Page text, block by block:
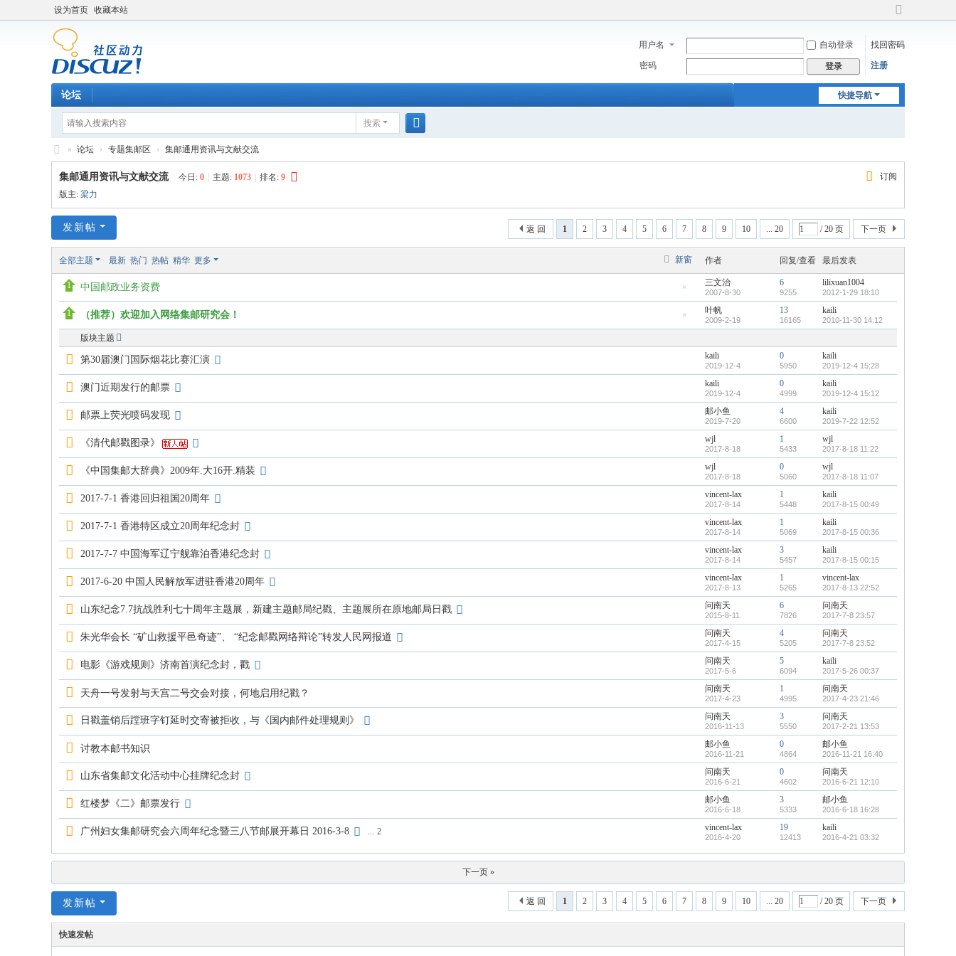
设为首页 收藏本站
切
到
用户名 自动登录 找回密码
密码 登录 注册
快捷导航
论坛
搜索
索
中
外
集
坛
» 论坛 › 专题集邮区 › 集邮通用资讯与文献交流
订阅
集邮通用资讯与文献交流 今日: 0 主题: 1073 排名: 9
版主: 梁力
1 2 3 4 5 6 7 8 9 10 ... 20 / 20 页 下一页
返 回
发新帖
新窗
全部主题 最新 热门 热帖 精华 更多 作者 回复/查看 最后发表
藏
置
帖
中国邮政业务资费 三文治
2007-8-30
6
9255
lilixuan1004
2012-1-29 18:10
藏
顶
（推荐）欢迎加入网络集邮研究会！ 叶帆
2009-2-19
13
16165
kaili
2010-11-30 14:12
版块主题
第30届澳门国际烟花比赛汇演 kaili
2019-12-4
0
5950
kaili
2019-12-4 15:28
澳门近期发行的邮票 kaili
2019-12-4
0
4999
kaili
2019-12-4 15:12
邮票上荧光喷码发现 邮小鱼
2019-7-20
4
6600
kaili
2019-7-22 12:52
《清代邮戳图录》 wjl
2017-8-18
1
5433
wjl
2017-8-18 11:22
《中国集邮大辞典》2009年.大16开.精装 wjl
2017-8-18
0
5060
wjl
2017-8-18 11:07
2017-7-1 香港回归祖国20周年 vincent-lax
2017-8-14
1
5448
kaili
2017-8-15 00:49
2017-7-1 香港特区成立20周年纪念封 vincent-lax
2017-8-14
1
5069
kaili
2017-8-15 00:36
2017-7-7 中国海军辽宁舰靠泊香港纪念封 vincent-lax
2017-8-14
3
5457
kaili
2017-8-15 00:15
2017-6-20 中国人民解放军进驻香港20周年 vincent-lax
2017-8-13
1
5265
vincent-lax
2017-8-13 22:52
山东纪念7.7抗战胜利七十周年主题展，新建主题邮局纪戳、主题展所在原地邮局日戳 问南天
2015-8-11
6
7826
问南天
2017-7-8 23:57
朱光华会长 “矿山救援平邑奇迹”、 “纪念邮戳网络辩论”转发人民网报道 问南天
2017-4-15
4
5205
问南天
2017-7-8 23:52
电影《游戏规则》济南首演纪念封，戳 问南天
2017-5-6
5
6094
kaili
2017-5-26 00:37
天舟一号发射与天宫二号交会对接，何地启用纪戳？ 问南天
2017-4-23
1
4995
问南天
2017-4-23 21:46
日戳盖销后蹚班字钉延时交寄被拒收，与《国内邮件处理规则》 问南天
2016-11-13
3
5550
问南天
2017-2-21 13:53
讨教本邮书知识 邮小鱼
2016-11-21
0
4864
邮小鱼
2016-11-21 16:40
山东省集邮文化活动中心挂牌纪念封 问南天
2016-6-21
0
4602
问南天
2016-6-21 12:10
红楼梦《二》邮票发行 邮小鱼
2016-6-18
3
5333
邮小鱼
2016-6-18 16:28
广州妇女集邮研究会六周年纪念暨三八节邮展开幕日 2016-3-8 ... 2 vincent-lax
2016-4-20
19
12413
kaili
2016-4-21 03:32
下一页 »
1 2 3 4 5 6 7 8 9 10 ... 20 / 20 页 下一页
返 回
发新帖
快速发帖